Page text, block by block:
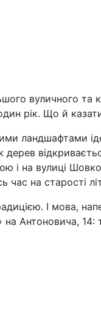
вуличного та
рік. Що й
ландшафтами
і на вулиці
на старості
І мова,
Антоновича,